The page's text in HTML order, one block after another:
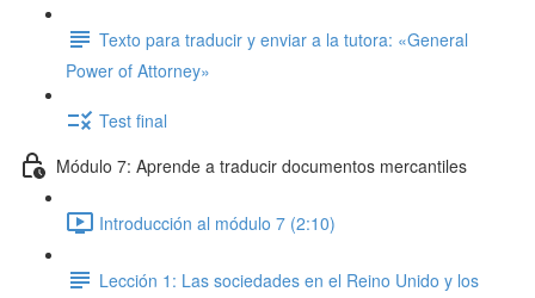
Texto para traducir y enviar a la tutora: «General
Power of Attorney»
Test final
Módulo 7: Aprende a traducir documentos mercantiles
Introducción al módulo 7 (2:10)
Lección 1: Las sociedades en el Reino Unido y los